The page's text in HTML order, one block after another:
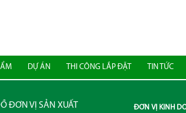
DỰ ÁN THI CÔNG LẮP ĐẶT TIN TỨC
ĐƠN VỊ SẢN XUẤT ĐƠN VỊ KINH